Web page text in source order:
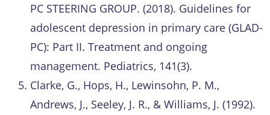
PC STEERING GROUP. (2018). Guidelines for
adolescent depression in primary care (GLAD-
PC): Part II. Treatment and ongoing
management. Pediatrics, 141(3).
Clarke, G., Hops, H., Lewinsohn, P. M.,
Andrews, J., Seeley, J. R., & Williams, J. (1992).